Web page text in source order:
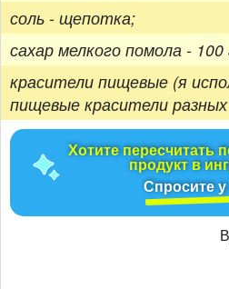
соль - щепотка;
сахар мелкого помола - 100
красители пищевые (я
пищевые красители
Хотите пересчитать
продукт в
Спросите